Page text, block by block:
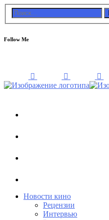
Follow Me
Новости кино
Рецензии
Интервью